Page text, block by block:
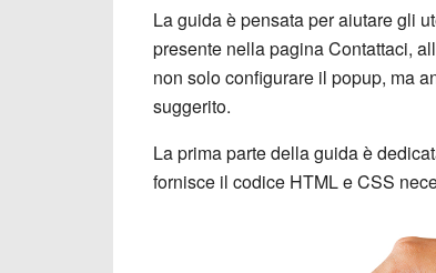
La guida è pensata per aiutare gli
presente nella pagina Contattaci,
non solo configurare il popup, ma
suggerito.
La prima parte della guida è
fornisce il codice HTML e CSS